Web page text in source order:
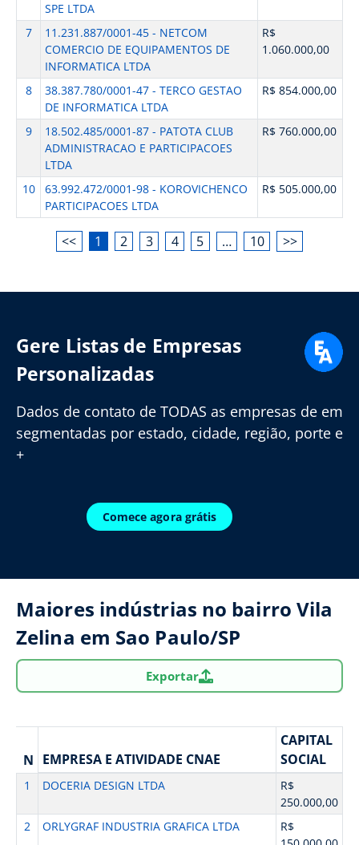
SPE LTDA
7
11.231.887/0001-45 - NETCOM
COMERCIO DE EQUIPAMENTOS DE
INFORMATICA LTDA
R$
1.060.000,00
8
38.387.780/0001-47 - TERCO GESTAO
DE INFORMATICA LTDA
R$ 854.000,00
9
18.502.485/0001-87 - PATOTA CLUB
ADMINISTRACAO E PARTICIPACOES
LTDA
R$ 760.000,00
10
63.992.472/0001-98 - KOROVICHENCO
PARTICIPACOES LTDA
R$ 505.000,00
<< 1 2 3 4 5 … 10 >>
Gere Listas de Empresas
Personalizadas
Dados de contato de TODAS as empresas de em
segmentadas por estado, cidade, região, porte e
+
Comece agora grátis
Maiores indústrias no bairro Vila
Zelina em Sao Paulo/SP
Exportar
N EMPRESA E ATIVIDADE CNAE
CAPITAL
SOCIAL
1 DOCERIA DESIGN LTDA
R$
250.000,00
2
ORLYGRAF INDUSTRIA GRAFICA LTDA
R$